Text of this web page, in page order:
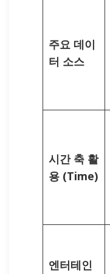
주요 데이
터 소스
시간 축 활
용 (Time)
엔터테인